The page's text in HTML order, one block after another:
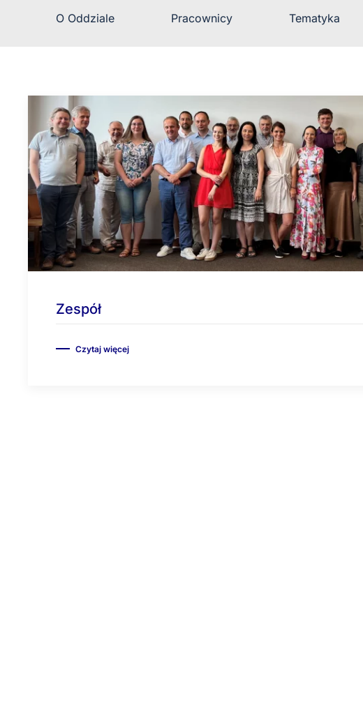
O Oddziale Pracownicy Tematyka
Zespół
Czytaj więcej